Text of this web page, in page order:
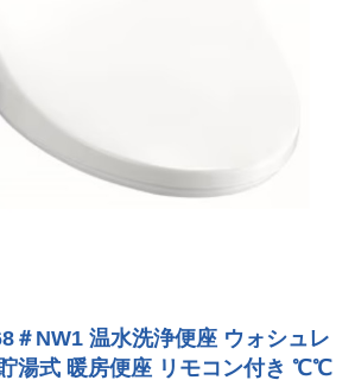
＃NW1 温水洗浄便座 ウォシュレ
湯式 暖房便座 リモコン付き ℃℃